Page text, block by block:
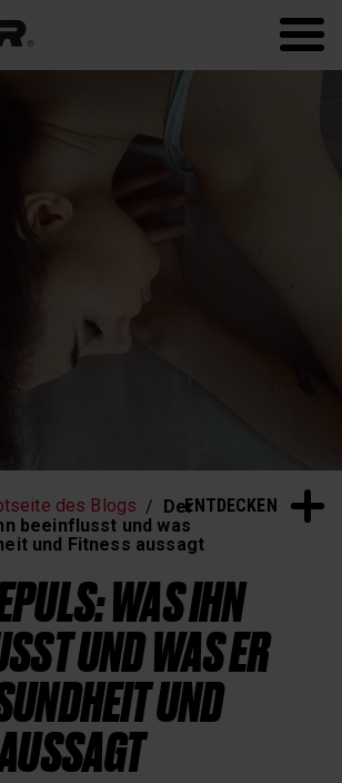
Polar Flow
ENTDECKEN
des Blogs
Der
beeinflusst und was
und Fitness aussagt
WAS IHN
UND WAS ER
UND